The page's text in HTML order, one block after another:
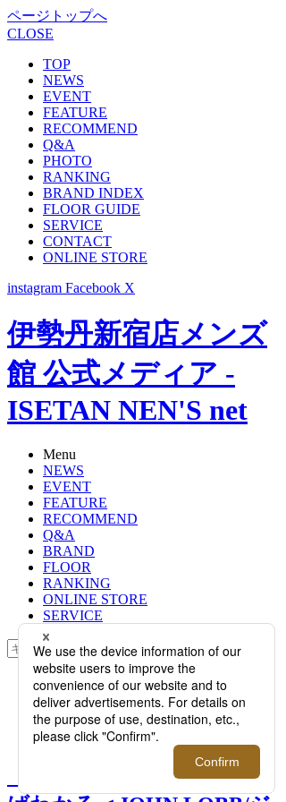
ページトップへ
CLOSE
TOP
NEWS
EVENT
FEATURE
RECOMMEND
Q&A
PHOTO
RANKING
BRAND INDEX
FLOOR GUIDE
SERVICE
CONTACT
ONLINE STORE
instagram Facebook X
伊勢丹新宿店メンズ
館 公式メディア -
ISETAN NEN'S net
Menu
NEWS
EVENT
FEATURE
RECOMMEND
Q&A
BRAND
FLOOR
RANKING
ONLINE STORE
SERVICE
検索
TOP
PHOTO
【特集】定番モデルを知ればわかる
＜JOHN LOBB/ジョンロブ＞の魅力
【特集】定番モデルを知れ